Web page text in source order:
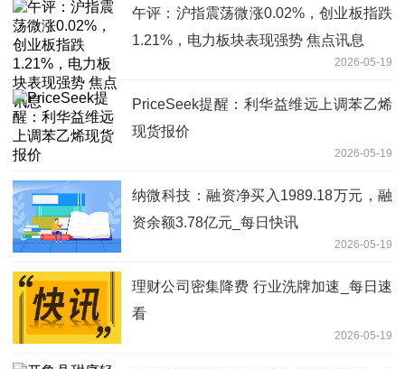
午评：沪指震荡微涨0.02%，创业板指跌
1.21%，电力板块表现强势 焦点讯息
2026-05-19
PriceSeek提醒：利华益维远上调苯乙烯
现货报价
2026-05-19
纳微科技：融资净买入1989.18万元，融
资余额3.78亿元_每日快讯
2026-05-19
理财公司密集降费 行业洗牌加速_每日速
看
2026-05-19